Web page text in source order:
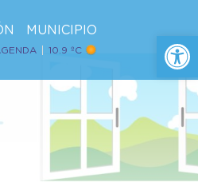
MUNICIPIO
10.9 ºC